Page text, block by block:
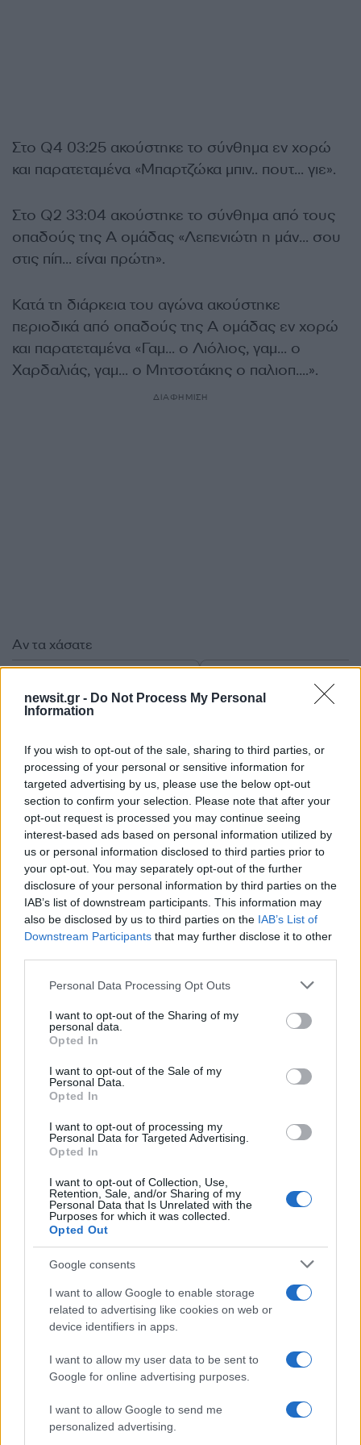
newsit.gr - Do Not Process My Personal
Information
If you wish to opt-out of the sale, sharing to third parties, or
processing of your personal or sensitive information for
targeted advertising by us, please use the below opt-out
section to confirm your selection. Please note that after your
opt-out request is processed you may continue seeing
interest-based ads based on personal information utilized by
us or personal information disclosed to third parties prior to
your opt-out. You may separately opt-out of the further
disclosure of your personal information by third parties on the
IAB’s list of downstream participants. This information may
also be disclosed by us to third parties on the IAB’s List of
Downstream Participants that may further disclose it to other
Please note that this website/app uses one or more Google
not limited to your visit or usage behaviour. You may click to
grant or deny consent to Google and its third-party tags to
use your data for below specified purposes in below Google
consent section.
Personal Data Processing Opt Outs
I want to opt-out of the Sharing of my
personal data.
Opted In
I want to opt-out of the Sale of my
Personal Data.
Opted In
I want to opt-out of processing my
Personal Data for Targeted Advertising.
Opted In
I want to opt-out of Collection, Use,
Retention, Sale, and/or Sharing of my
Personal Data that Is Unrelated with the
Purposes for which it was collected.
Opted Out
Google consents
I want to allow Google to enable storage
related to advertising like cookies on web or
device identifiers in apps.
I want to allow my user data to be sent to
Google for online advertising purposes.
I want to allow Google to send me
personalized advertising.
Στο Q4 03:25 ακούστηκε το σύνθημα εν χορώ
και παρατεταμένα «Μπαρτζώκα μπιν.. πουτ… γιε».
Στο Q2 33:04 ακούστηκε το σύνθημα από τους
οπαδούς της Α ομάδας «Λεπενιώτη η μάν… σου
στις πίπ… είναι πρώτη».
Κατά τη διάρκεια του αγώνα ακούστηκε
περιοδικά από οπαδούς της Α ομάδας εν χορώ
και παρατεταμένα «Γαμ… ο Λιόλιος, γαμ… ο
Χαρδαλιάς, γαμ… ο Μητσοτάκης ο παλιοπ….».
ΔΙΑΦΗΜΙΣΗ
Σχόλια
Σχολίασε εδώ
50 /50
Υποβολή σχολίου
Όροι Χρήσης. Το site προστατεύεται από reCAPTCHA, ισχύουν
Πολιτική Απορρήτου&Όροι Χρήσης
Αθλητικά
ΔΗΜΗΤΡΗΣ ΓΙΑΝΝΑΚΟΠΟΥΛΟΣ
ΟΛΥΜΠΙΑΚΟΣ
Share:
Ακολουθήστε το Νewsit.gr στοGoogle News
ενημερωθείτε πρώτοι για όλη την ειδησεογραφία και τα
τελευταία νέατης ημέρας
Αν τα χάσατε
Τροχαίο στις Σέρρες:
Μητέρα και γιος
σκοτώθηκαν όταν το
αυτοκίνητό τους
συγκρούστηκε με φορτηγό
Κυψέλη: «Δεν μπορώ
πιστέψω» –
το ζευγάρι
που φιλοξενούσε
26χρονο Αφγανό
Λέσβο